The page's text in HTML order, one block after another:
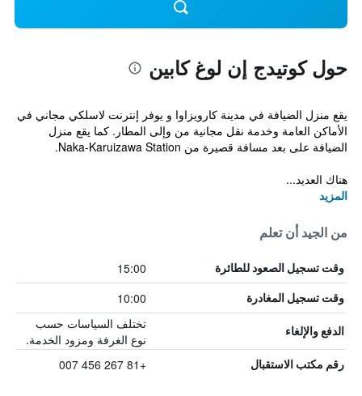
حول كوتيدج إن لوغ كابين
يقع منزل الضيافة في مدينة كارويزاوا و يوفر إنترنت لاسلكي مجاني في
الأماكن العامة وخدمة نقل مجانية من وإلى المطار. كما يقع منزل
الضيافة على بعد مسافة قصيرة من Naka-Karuizawa Station.
هناك العديد...
المزيد
من الجيد أن تعلم
وقت تسجيل الصعود للطائرة 15:00
وقت تسجيل المغادرة 10:00
الدفع والإلغاء
تختلف السياسات حسب
نوع الغرفة ومزود الخدمة.
رقم مكتب الاستقبال +81 267 456 007